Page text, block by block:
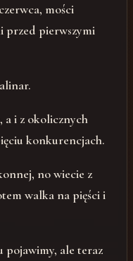
mości
przed pierwszymi
a i z okolicznych
konkurencjach.
no wiecie z
walka na pięści i
pojawimy, ale teraz